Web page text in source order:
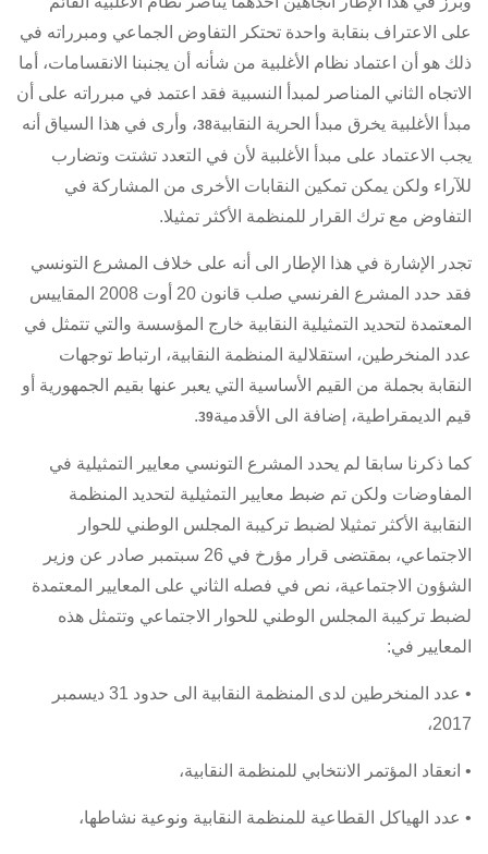
على الاعتراف بنقابة واحدة تحتكر التفاوض الجماعي ومبرراته في
ذلك هو أن اعتماد نظام الأغلبية من شأنه أن يجنبنا الانقسامات، أما
الاتجاه الثاني المناصر لمبدأ النسبية فقد اعتمد في مبرراته على أن
مبدأ الأغلبية يخرق مبدأ الحرية النقابية38، وأرى في هذا السياق أنه
يجب الاعتماد على مبدأ الأغلبية لأن في التعدد تشتت وتضارب
للآراء ولكن يمكن تمكين النقابات الأخرى من المشاركة في
التفاوض مع ترك القرار للمنظمة الأكثر تمثيلا.
تجدر الإشارة في هذا الإطار الى أنه على خلاف المشرع التونسي
فقد حدد المشرع الفرنسي صلب قانون 20 أوت 2008 المقاييس
المعتمدة لتحديد التمثيلية النقابية خارج المؤسسة والتي تتمثل في
عدد المنخرطين، استقلالية المنظمة النقابية، ارتباط توجهات
النقابة بجملة من القيم الأساسية التي يعبر عنها بقيم الجمهورية أو
قيم الديمقراطية، إضافة الى الأقدمية39
.
كما ذكرنا سابقا لم يحدد المشرع التونسي معايير التمثيلية في
المفاوضات ولكن تم ضبط معايير التمثيلية لتحديد المنظمة
النقابية الأكثر تمثيلا لضبط تركيبة المجلس الوطني للحوار
الاجتماعي، بمقتضى قرار مؤرخ في 26 سبتمبر صادر عن وزير
الشؤون الاجتماعية، نص في فصله الثاني على المعايير المعتمدة
لضبط تركيبة المجلس الوطني للحوار الاجتماعي وتتمثل هذه
المعايير في:
• عدد المنخرطين لدى المنظمة النقابية الى حدود 31 ديسمبر
2017،
• انعقاد المؤتمر الانتخابي للمنظمة النقابية،
• عدد الهياكل القطاعية للمنظمة النقابية ونوعية نشاطها،